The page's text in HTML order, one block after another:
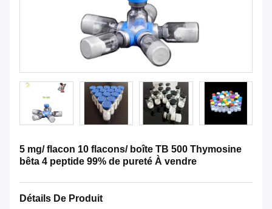
5 mg/ flacon 10 flacons/ boîte TB 500 Thymosine
bêta 4 peptide 99% de pureté À vendre
Détails De Produit